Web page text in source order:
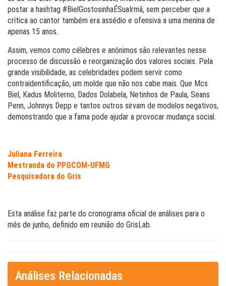
postar a hashtag #BielGostosinhaÉSuaIrmã, sem perceber que a
crítica ao cantor também era assédio e ofensiva a uma menina de
apenas 15 anos.
Assim, vemos como célebres e anônimos são relevantes nesse
processo de discussão e reorganização dos valores sociais. Pela
grande visibilidade, as celebridades podem servir como
contraidentificação, um molde que não nos cabe mais. Que Mcs
Biel, Kadus Moliterno, Dados Dolabela, Netinhos de Paula, Seans
Penn, Johnnys Depp e tantos outros sirvam de modelos negativos,
demonstrando que a fama pode ajudar a provocar mudança social.
Juliana Ferreira
Mestranda do PPGCOM-UFMG
Pesquisadora do Gris
Esta análise faz parte do cronograma oficial de análises para o
mês de junho, definido em reunião do GrisLab.
Análises Relacionadas